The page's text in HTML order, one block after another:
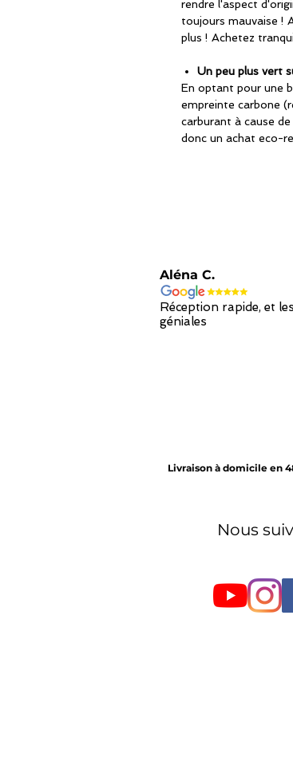
rendre l'aspect
toujours mauvaise !
plus ! Achetez
Un peu plus vert
En optant pour une
empreinte carbone
carburant à cause
donc un achat eco-
Aléna C.
Réception rapide, et
géniales
Livraison à domicile en
Nous